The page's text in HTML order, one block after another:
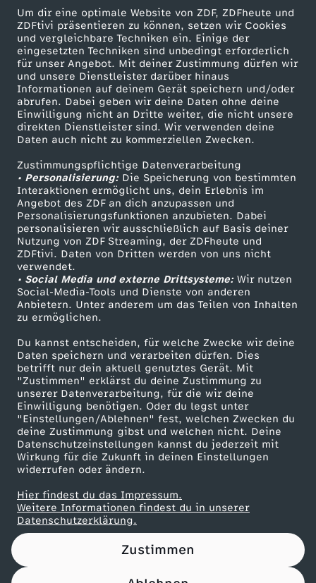
Um dir eine optimale Website von ZDF, ZDFheute und
ZDFtivi präsentieren zu können, setzen wir Cookies
und vergleichbare Techniken ein. Einige der
eingesetzten Techniken sind unbedingt erforderlich
für unser Angebot. Mit deiner Zustimmung dürfen wir
und unsere Dienstleister darüber hinaus
Informationen auf deinem Gerät speichern und/oder
abrufen. Dabei geben wir deine Daten ohne deine
Einwilligung nicht an Dritte weiter, die nicht unsere
direkten Dienstleister sind. Wir verwenden deine
Daten auch nicht zu kommerziellen Zwecken.
Zustimmungspflichtige Datenverarbeitung
• Personalisierung:Die Speicherung von bestimmten
Interaktionen ermöglicht uns, dein Erlebnis im
Angebot des ZDF an dich anzupassen und
Personalisierungsfunktionen anzubieten. Dabei
personalisieren wir ausschließlich auf Basis deiner
Nutzung von ZDF Streaming, der ZDFheute und
ZDFtivi. Daten von Dritten werden von uns nicht
verwendet.
• Social Media und externe Drittsysteme:Wir nutzen
Social-Media-Tools und Dienste von anderen
Anbietern. Unter anderem um das Teilen von Inhalten
zu ermöglichen.
Du kannst entscheiden, für welche Zwecke wir deine
Daten speichern und verarbeiten dürfen. Dies
betrifft nur dein aktuell genutztes Gerät. Mit
"Zustimmen" erklärst du deine Zustimmung zu
unserer Datenverarbeitung, für die wir deine
Einwilligung benötigen. Oder du legst unter
"Einstellungen/Ablehnen" fest, welchen Zwecken du
deine Zustimmung gibst und welchen nicht. Deine
Datenschutzeinstellungen kannst du jederzeit mit
Wirkung für die Zukunft in deinen Einstellungen
widerrufen oder ändern.
Hier findest du das Impressum.
Weitere Informationen findest du in unserer
Datenschutzerklärung.
Zustimmen
T
h
e
o
r
y
-
D
i
e
t
e
u
f
l
i
Mehr ZDF
ZDF-Apps
Smart TV
ZDFtext
Livestreams
Sendungen A-Z
TV-Programm
Service
ZDFmitreden
Kontakt zum ZDF
Tickets
Zuschauerservice
Hilfe
ZDF Unternehmen
Karriere
ZDF goes Schule
Werbefernsehen
Mainzelmännchen
Partner